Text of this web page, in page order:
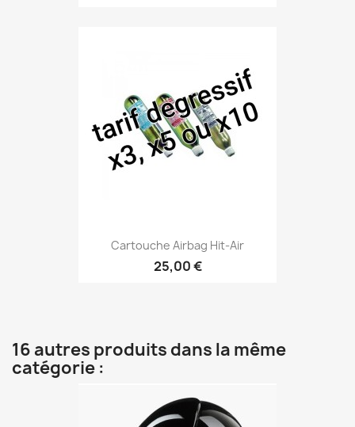
Cartouche Airbag Hit-Air
25,00 €
16 autres produits dans la même
catégorie :